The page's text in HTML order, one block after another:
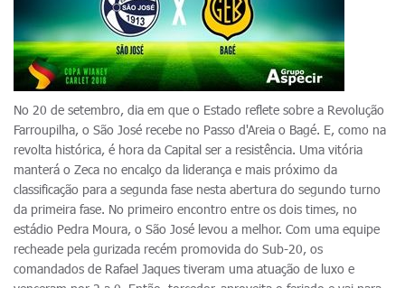
No 20 de setembro, dia em que o Estado reflete sobre a Revolução
Farroupilha, o São José recebe no Passo d'Areia o Bagé. E, como na
revolta histórica, é hora da Capital ser a resistência. Uma vitória
manterá o Zeca no encalço da liderança e mais próximo da
classificação para a segunda fase nesta abertura do segundo turno
da primeira fase. No primeiro encontro entre os dois times, no
estádio Pedra Moura, o São José levou a melhor. Com uma equipe
recheade pela gurizada recém promovida do Sub-20, os
comandados de Rafael Jaques tiveram uma atuação de luxo e